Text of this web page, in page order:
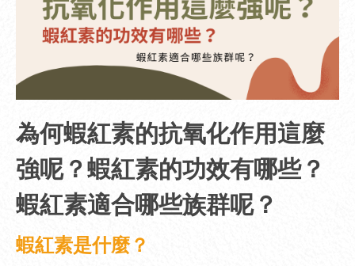
為何蝦紅素的抗氧化作用這麼
強呢？蝦紅素的功效有哪些？
蝦紅素適合哪些族群呢？
蝦紅素是什麼？